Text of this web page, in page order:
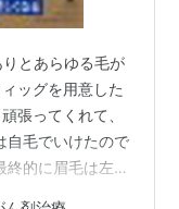
とあらゆる毛が
ッグを用意した
張ってくれて、
自毛でいけたので
的に眉毛は左１